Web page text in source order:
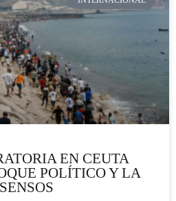
EN CEUTA
POLÍTICO Y LA